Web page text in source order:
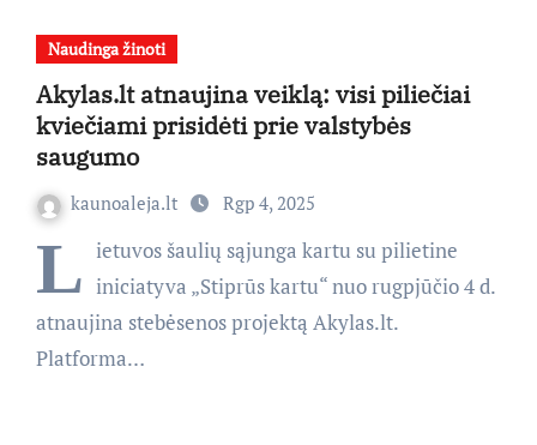
Naudinga žinoti
Akylas.lt atnaujina veiklą: visi piliečiai
kviečiami prisidėti prie valstybės
saugumo
kaunoaleja.lt Rgp 4, 2025
L ietuvos šaulių sąjunga kartu su pilietine
iniciatyva „Stiprūs kartu“ nuo rugpjūčio 4 d.
atnaujina stebėsenos projektą Akylas.lt.
Platforma…